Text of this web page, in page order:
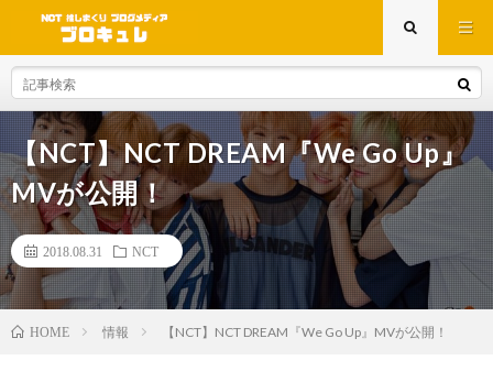
【NCT】NCT DREAM『We Go Up』
MVが公開！
2018.08.31 NCT
HOME 情報 【NCT】NCT DREAM『We Go Up』MVが公開！